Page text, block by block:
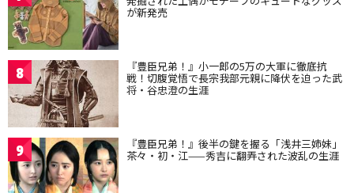
が新発売
8 『豊臣兄弟！』小一郎の5万の大軍に徹底抗
戦！切腹覚悟で長宗我部元親に降伏を迫った武
将・谷忠澄の生涯
9 『豊臣兄弟！』後半の鍵を握る「浅井三姉妹」
茶々・初・江——秀吉に翻弄された波乱の生涯